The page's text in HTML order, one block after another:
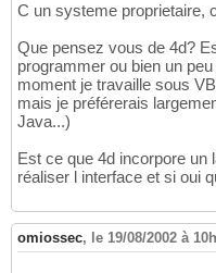
C un systeme proprietaire,
Que pensez vous de 4d?
programmer ou bien un
moment je travaille sous
mais je préférerais
Java...)
Est ce que 4d incorpore un
réaliser l interface et si oui
omiossec, le 19/08/2002 à